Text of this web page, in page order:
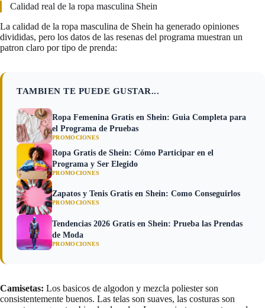
Calidad real de la ropa masculina Shein
La calidad de la ropa masculina de Shein ha generado opiniones
divididas, pero los datos de las resenas del programa muestran un
patron claro por tipo de prenda:
TAMBIEN TE PUEDE GUSTAR...
Ropa Femenina Gratis en Shein: Guia Completa para
el Programa de Pruebas
PROMOCIONES
Ropa Gratis de Shein: Cómo Participar en el
Programa y Ser Elegido
PROMOCIONES
Zapatos y Tenis Gratis en Shein: Como Conseguirlos
PROMOCIONES
Tendencias 2026 Gratis en Shein: Prueba las Prendas
de Moda
PROMOCIONES
Camisetas: Los basicos de algodon y mezcla poliester son
consistentemente buenos. Las telas son suaves, las costuras son